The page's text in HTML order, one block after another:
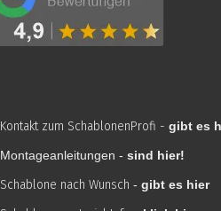
Kontakt zum SchablonenProfi - gibt es
Montageanleitungen - sind hier!
Schablone nach Wunsch - gibt es hier